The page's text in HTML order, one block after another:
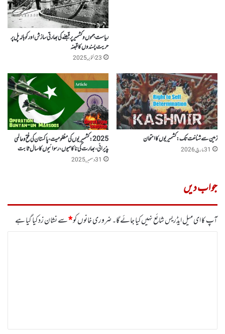
ریاست جموں وکشمیر پر قبضے کی بھارتی سازش اور کوہالہ پل پر
حریت پسندوں کا قبضہ
23 اکتوبر, 2025
زمین سے شناخت تک: کشمیریوں کا امتحان
31 مارچ, 2026
2025: کشمیریوں کی مظلومیت، پاکستان کی فتح و عالمی
پذیرائی، بھارت کی ناکامیوں،رسوائیوں کا سال ثابت
31 دسمبر, 2025
جواب دیں
آپ کا ای میل ایڈریس شائع نہیں کیا جائے گا۔ضروری خانوں کو*سے نشان زد کیا گیا ہے